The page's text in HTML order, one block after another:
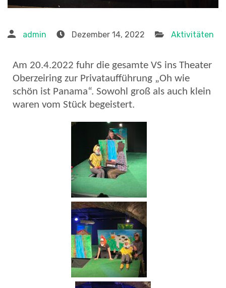
admin Dezember 14, 2022 Aktivitäten
Am 20.4.2022 fuhr die gesamte VS ins Theater
Oberzeiring zur Privataufführung „Oh wie
schön ist Panama“. Sowohl groß als auch klein
waren vom Stück begeistert.